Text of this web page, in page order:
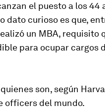
el puesto a los 44
dato curioso es que,
un MBA, requisito
para ocupar cargos
son, según
officers del mundo.